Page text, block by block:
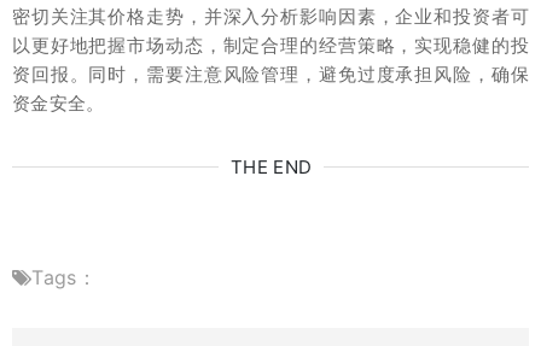
密切关注其价格走势，并深入分析影响因素，企业和投资者可
以更好地把握市场动态，制定合理的经营策略，实现稳健的投
资回报。同时，需要注意风险管理，避免过度承担风险，确保
资金安全。
THE END
Tags：